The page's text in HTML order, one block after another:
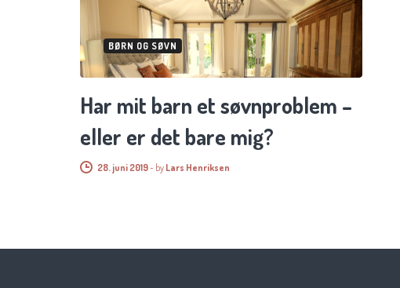
BØRN OG SØVN
Har mit barn et søvnproblem –
eller er det bare mig?
28. juni 2019- by Lars Henriksen